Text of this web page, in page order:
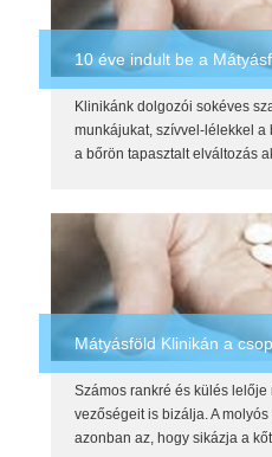
10 éve indult be a
Klinikánk dolgozói sokéves
munkájukat, szívvel-lélekkel
a bőrön tapasztalt elváltozás
Mátyásföld Klinikán a
Számos rankré és külés lelője
vezőségeit is bizálja. A
azonban az, hogy sikázja a